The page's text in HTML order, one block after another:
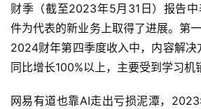
财季（截至2023年5月31日）报告
件为代表的新业务上取得了进展。第
2024财年第四季度收入中，内容解决
同比增长100%以上，主要受到学习机
网易有道也靠AI走出亏损泥潭，2023